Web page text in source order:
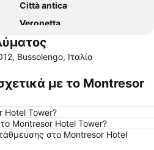
Città antica
Veronetta
Το Κάστρο του Μαλκεσίν
Πάρκο Στούντιο Μούβιλαντ
Piazza Bra
Bussolengo, Ιταλία
με το Montresor
Hotel Tower?
Montresor Hotel Tower?
στο Montresor Hotel